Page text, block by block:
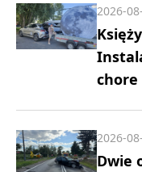
chore
2026-
Dwie
2026-